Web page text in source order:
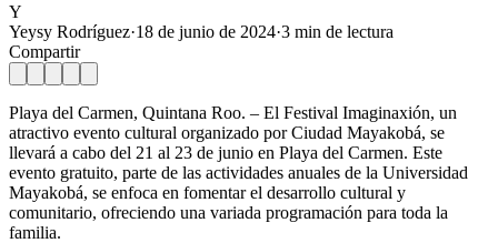
Y
Yeysy Rodríguez·18 de junio de 2024·3 min de lectura
Compartir
Playa del Carmen, Quintana Roo. – El Festival Imaginaxión, un
atractivo evento cultural organizado por Ciudad Mayakobá, se
llevará a cabo del 21 al 23 de junio en Playa del Carmen. Este
evento gratuito, parte de las actividades anuales de la Universidad
Mayakobá, se enfoca en fomentar el desarrollo cultural y
comunitario, ofreciendo una variada programación para toda la
familia.